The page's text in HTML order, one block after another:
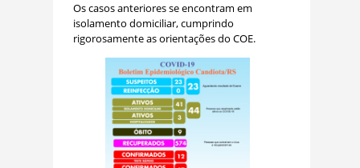
Os casos anteriores se encontram em
isolamento domiciliar, cumprindo
rigorosamente as orientações do COE.